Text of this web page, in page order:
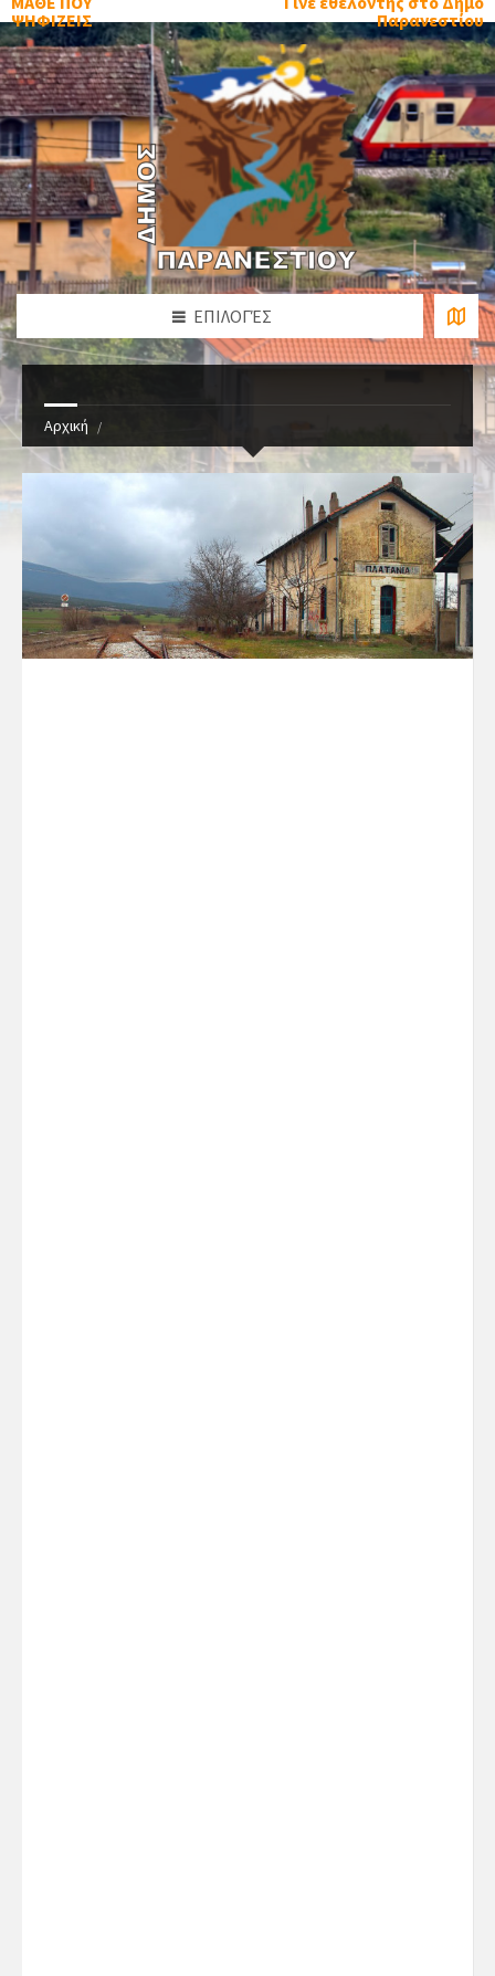
ΨΗΦΙΖΕΙΣ
Παρανεστίου
ΕΠΙΛΟΓΈΣ
Αρχική